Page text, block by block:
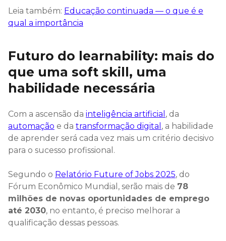
Leia também: Educação continuada — o que é e
qual a importância
Futuro do learnability: mais do
que uma soft skill, uma
habilidade necessária
Com a ascensão da inteligência artificial , da
automação e da transformação digital , a habilidade
de aprender será cada vez mais um critério decisivo
para o sucesso profissional.
Segundo o Relatório Future of Jobs 2025, do
Fórum Econômico Mundial, serão mais de 78
milhões de novas oportunidades de emprego
até 2030, no entanto, é preciso melhorar a
qualificação dessas pessoas.